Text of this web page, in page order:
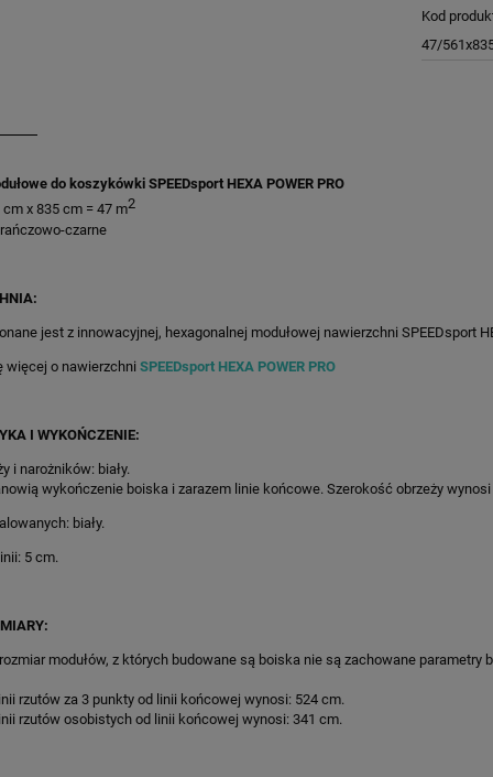
BOISKO DO
POWER PRO
16 671,00 zł
Cena regularna:
Kod
47/
do koszykówki SPEEDsport HEXA POWER PRO
x 835 cm = 47 m2
czarne
jest z innowacyjnej, hexagonalnej modułowej nawierzchni SPEEDsport
więcej o nawierzchni SPEEDsport HEXA POWER PRO
I WYKOŃCZENIE:
i narożników: biały.
wykończenie boiska i zarazem linie końcowe. Szerokość obrzeży
biały.
5 cm.
modułów, z których budowane są boiska nie są zachowane parametry
rzutów za 3 punkty od linii końcowej wynosi: 524 cm.
rzutów osobistych od linii końcowej wynosi: 341 cm.